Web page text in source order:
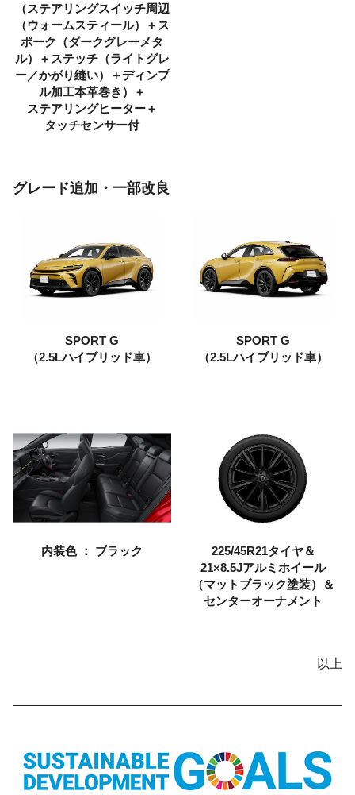
（ステアリングスイッチ周辺
（ウォームスティール）＋ス
ポーク（ダークグレーメタ
ル）＋ステッチ（ライトグレ
ー／かがり縫い）＋ディンプ
ル加工本革巻き）＋
ステアリングヒーター＋
タッチセンサー付
グレード追加・一部改良
SPORT G
（2.5Lハイブリッド車）
SPORT G
（2.5Lハイブリッド車）
内装色 ： ブラック
225/45R21タイヤ＆
21×8.5Jアルミホイール
（マットブラック塗装）
＆
センターオーナメント
以上